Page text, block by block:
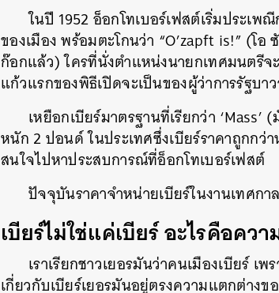
ในปี 1952 อ็อกโทเบอร์เฟสต์เริ่มประเ
ของเมือง พร้อมตะโกนว่า “O’zapft is!” (โ
ก๊อกแล้ว) ใครที่นั่งตำแหน่งนายกเทศมนตรีจ
แก้วแรกของพิธีเปิดจะเป็นของผู้ว่าการรัฐบาว
เหยือกเบียร์มาตรฐานที่เรียกว่า
หนัก 2 ปอนด์ ในประเทศซึ่งเบียร์ราคาถูกกว่
สนใจไปหาประสบการณ์ที่อ็อกโทเบอร์เฟสต์
ปัจจุบันราคาจำหน่ายเบียร์ในงานเทศกา
เบียร์ไม่ใช่แค่เบียร์ อะไรคือคว
เราเรียกชาวเยอรมันว่าคนเมืองเบียร์ เ
เกี่ยวกับเบียร์เยอรมันอยู่ตรงความแตกต่าง
ค้นหา
SHARE